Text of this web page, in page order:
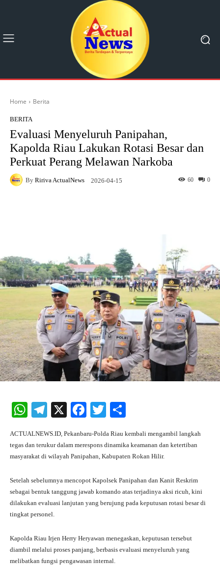
Home Berita
BERITA
Evaluasi Menyeluruh Panipahan,
Kapolda Riau Lakukan Rotasi Besar dan
Perkuat Perang Melawan Narkoba
By Ririva ActualNews 2026-04-15 0
60
W
ts
A
Te
gr
a
X
Fa
bo
ok
T
tte
r
re
ACTUALNEWS.ID, Pekanbaru-Polda Riau kembali mengambil langkah
tegas dan terukur dalam merespons dinamika keamanan dan ketertiban
masyarakat di wilayah Panipahan, Kabupaten Rokan Hilir.
Setelah sebelumnya mencopot Kapolsek Panipahan dan Kanit Reskrim
sebagai bentuk tanggung jawab komando atas terjadinya aksi ricuh, kini
dilakukan evaluasi lanjutan yang berujung pada keputusan rotasi besar di
tingkat personel.
Kapolda Riau Irjen Herry Heryawan menegaskan, keputusan tersebut
diambil melalui proses panjang, berbasis evaluasi menyeluruh yang
melibatkan fungsi pengawasan internal.